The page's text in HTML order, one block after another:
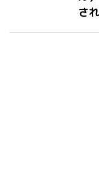
さ